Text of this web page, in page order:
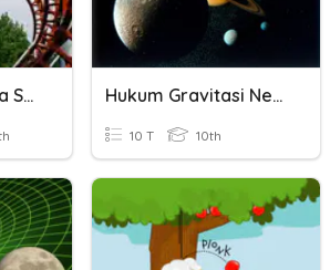
Latihan Soal Gaya Sentripetal Hukum Gravitasi Newton Dan Hukum Kepler
10 T 10th